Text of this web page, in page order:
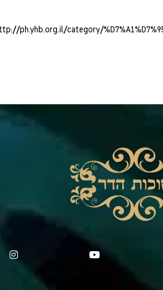
ph.yhb.org.il/category/